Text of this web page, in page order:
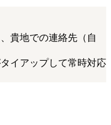
貴地での連絡先（自
イアップして常時対応